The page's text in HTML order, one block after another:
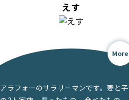
えす
More
アラフォーのサラリーマンです。妻と子